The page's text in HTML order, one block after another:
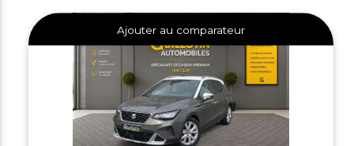
Ajouter au comparateur